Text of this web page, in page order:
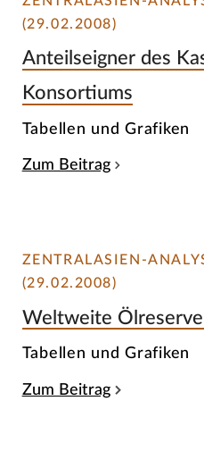
(29.02.2008)
Anteilseigner des
Konsortiums
Tabellen und Grafiken
Zum Beitrag
ZENTRALASIEN-
(29.02.2008)
Weltweite
Tabellen und Grafiken
Zum Beitrag